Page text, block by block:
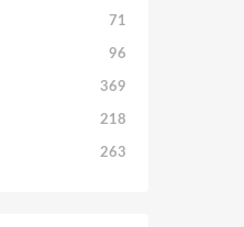
71
96
369
218
263